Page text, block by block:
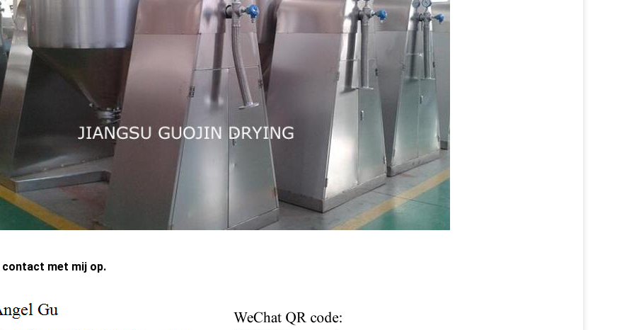
contact met mij op.